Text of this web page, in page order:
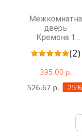
Межкомнатная
дверь
Кремона 1
глухая (2)
395.00 р.
526.67 р.
-25%